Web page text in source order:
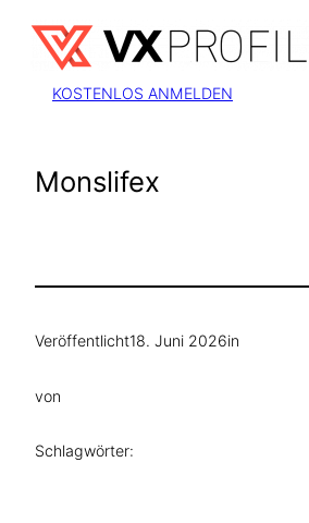
Inhalt
springen
KOSTENLOS ANMELDEN
Monslifex
Veröffentlicht18. Juni 2026in
von
Schlagwörter: